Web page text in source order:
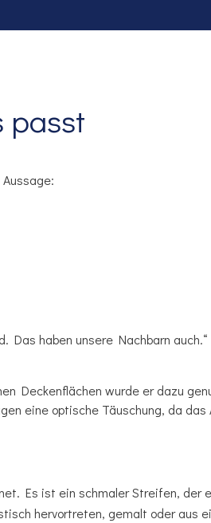
passt
haben unsere Nachbarn
Deckenflächen wurde er dazu
eine optische Täuschung, da das
Es ist ein schmaler Streifen, der
hervortreten, gemalt oder aus